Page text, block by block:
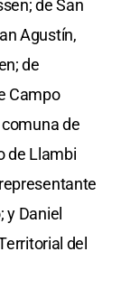
de San
Agustín,
de
Campo
de
de Llambi
y Daniel
del